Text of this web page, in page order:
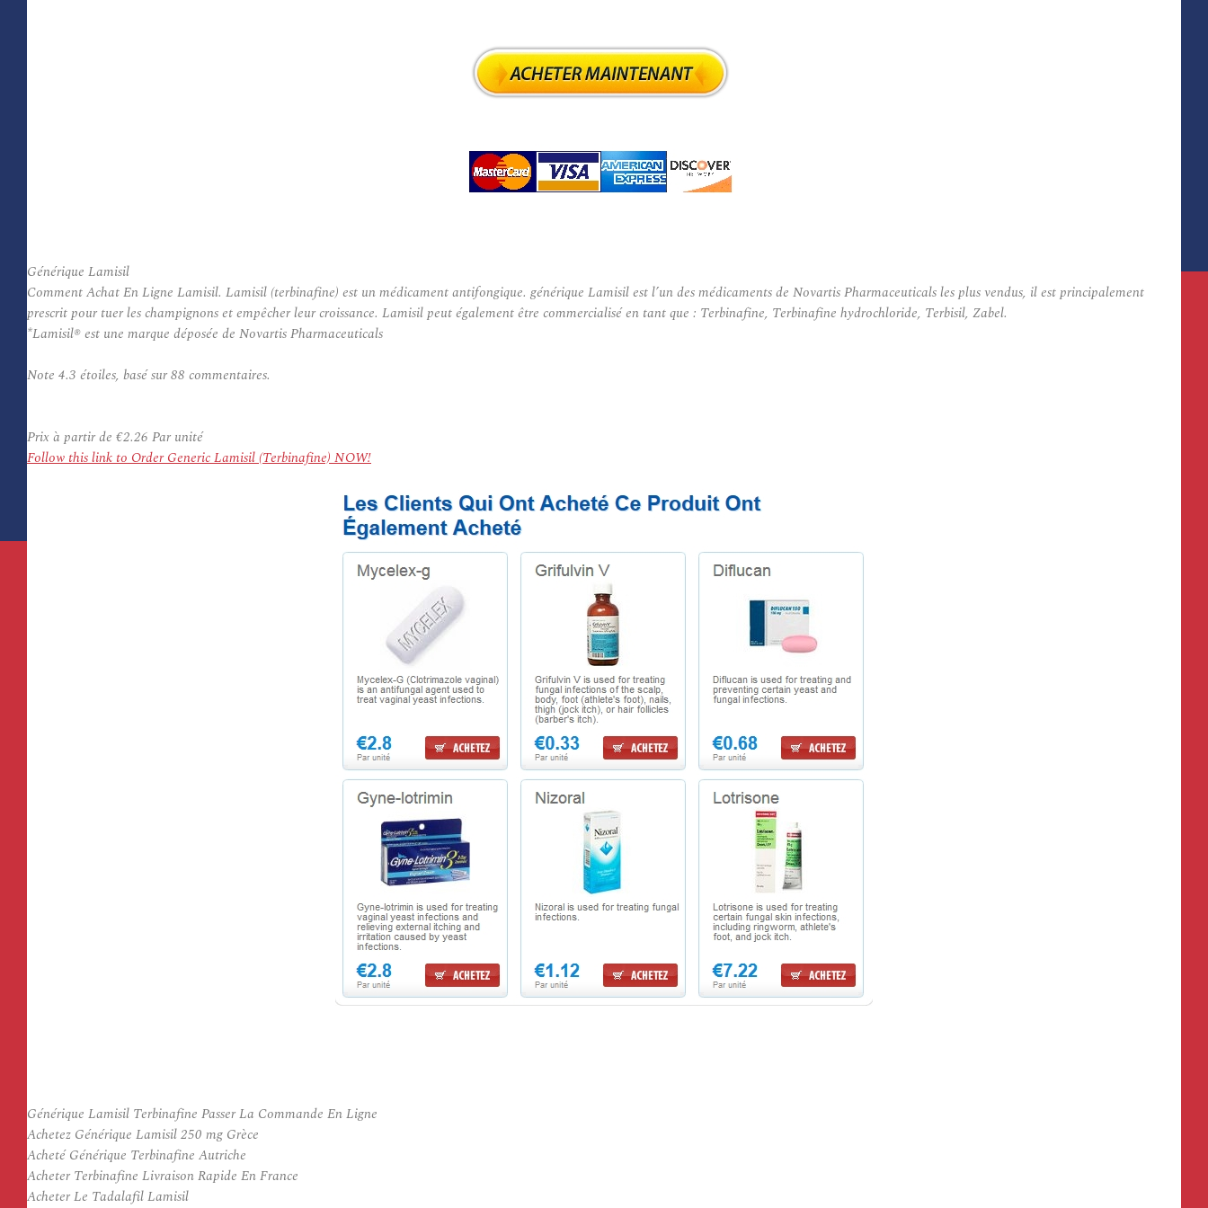
Générique Lamisil
Comment Achat En Ligne Lamisil. Lamisil (terbinafine) est un médicament antifongique. générique Lamisil est l’un des médicaments de Novartis Pharmaceuticals les plus vendus, il est principalement
prescrit pour tuer les champignons et empêcher leur croissance. Lamisil peut également être commercialisé en tant que : Terbinafine, Terbinafine hydrochloride, Terbisil, Zabel.
*Lamisil® est une marque déposée de Novartis Pharmaceuticals
Note 4.3 étoiles, basé sur88 commentaires.
Prix à partir de €2.26 Par unité
Follow this link to Order Generic Lamisil (Terbinafine) NOW!
Générique Lamisil Terbinafine Passer La Commande En Ligne
Achetez Générique Lamisil 250 mg Grèce
Acheté Générique Terbinafine Autriche
Acheter Terbinafine Livraison Rapide En France
Acheter Le Tadalafil Lamisil